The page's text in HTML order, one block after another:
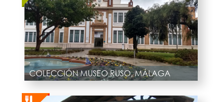
COLECCIÓN MUSEO RUSO, MÁLAGA